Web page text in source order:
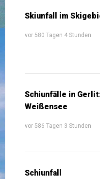
Skiunfall im
vor 580 Tagen 4 Stunden
Schiunfälle in
Weißensee
vor 586 Tagen 3 Stunden
Schiunfall